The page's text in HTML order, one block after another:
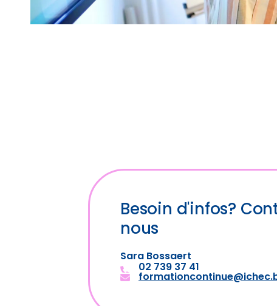
Besoin d'infos?
nous
Sara Bossaert
02 739 37 41